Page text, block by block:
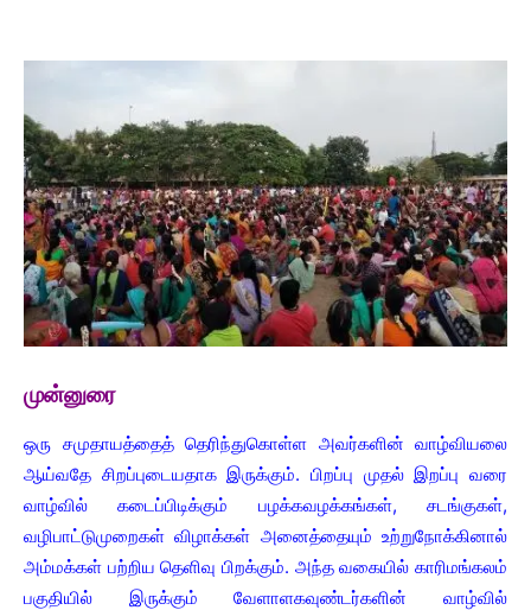
முன்னுரை
ஒரு சமுதாயத்தைத் தெரிந்துகொள்ள அவர்களின் வாழ்வியலை
ஆய்வதே சிறப்புடையதாக இருக்கும். பிறப்பு முதல் இறப்பு வரை
வாழ்வில் கடைப்பிடிக்கும் பழக்கவழக்கங்கள், சடங்குகள்,
வழிபாட்டுமுறைகள் விழாக்கள் அனைத்தையும் உற்றுநோக்கினால்
அம்மக்கள் பற்றிய தெளிவு பிறக்கும். அந்த வகையில் காரிமங்கலம்
பகுதியில் இருக்கும் வேளாளகவுண்டர்களின் வாழ்வில்